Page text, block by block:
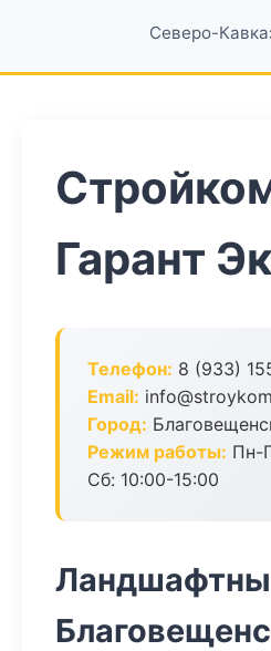
Северо-
Гарант
Телефон: 8 (933)
Email:
Город:
Режим работы: Пн-
Сб: 10:00-15:00